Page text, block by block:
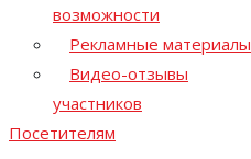
возможности
Рекламные материалы
Видео-отзывы
участников
Посетителям